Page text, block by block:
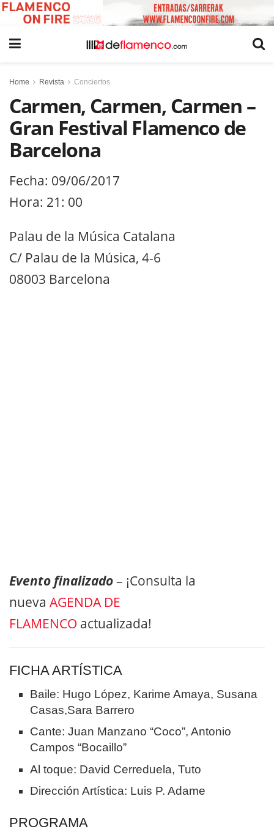
Home Revista Conciertos
Carmen, Carmen, Carmen –
Gran Festival Flamenco de
Barcelona
Fecha: 09/06/2017
Hora: 21: 00
Palau de la Música Catalana
C/ Palau de la Música, 4-6
08003 Barcelona
Evento finalizado– ¡Consulta la
nueva AGENDA DE
FLAMENCO actualizada!
FICHA ARTÍSTICA
Baile: Hugo López, Karime Amaya, Susana
Casas,Sara Barrero
Cante: Juan Manzano “Coco”, Antonio
Campos “Bocaillo”
Al toque: David Cerreduela, Tuto
Dirección Artística: Luis P. Adame
PROGRAMA